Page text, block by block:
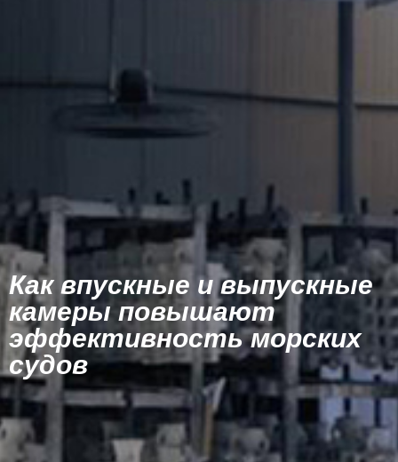
Как впускные и выпускные
камеры повышают
эффективность морских
судов